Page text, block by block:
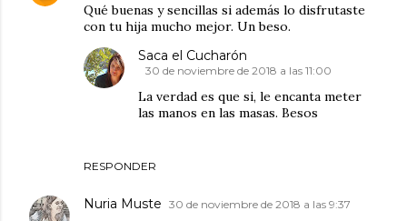
Qué buenas y sencillas si además lo disfrutaste
con tu hija mucho mejor. Un beso.
RESPONDER
Saca el Cucharón
30 de noviembre de 2018 a las 11:00
La verdad es que si, le encanta meter
las manos en las masas. Besos
Nuria Muste 30 de noviembre de 2018 a las 9:37